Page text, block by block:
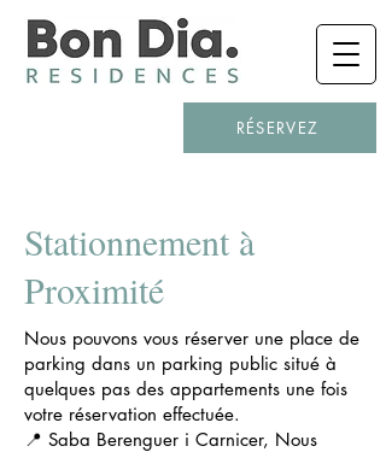
RÉSERVEZ
Stationnement à
Proximité
Nous pouvons vous réserver une place de
parking dans un parking public situé à
quelques pas des appartements une fois
votre réservation effectuée.
📍 Saba Berenguer i Carnicer, Nous